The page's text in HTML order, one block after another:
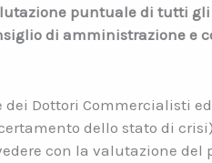
puntuale di tutti
di amministrazione e
Dottori Commercialisti
dello stato di
con la valutazione del